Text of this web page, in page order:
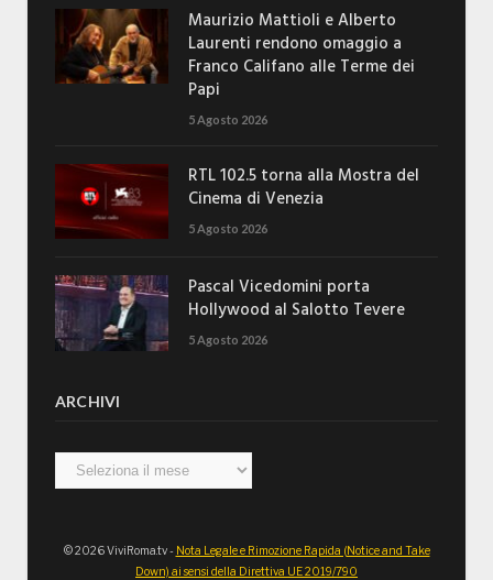
Maurizio Mattioli e Alberto
Laurenti rendono omaggio a
Franco Califano alle Terme dei
Papi
5 Agosto 2026
RTL 102.5 torna alla Mostra del
Cinema di Venezia
5 Agosto 2026
Pascal Vicedomini porta
Hollywood al Salotto Tevere
5 Agosto 2026
ARCHIVI
Archivi
© 2026 ViviRoma.tv - Nota Legale e Rimozione Rapida (Notice and Take
Down) ai sensi della Direttiva UE 2019/790